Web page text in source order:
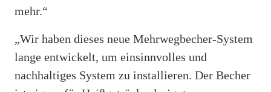
mehr.“
„Wir haben dieses neue Mehrwegbecher‐System
lange entwickelt, um einsinnvolles und
nachhaltiges System zu installieren. Der Becher